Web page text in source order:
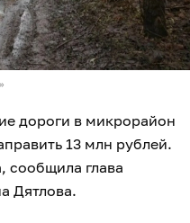
дороги в микрорайон
13 млн рублей.
сообщила глава
Дятлова.